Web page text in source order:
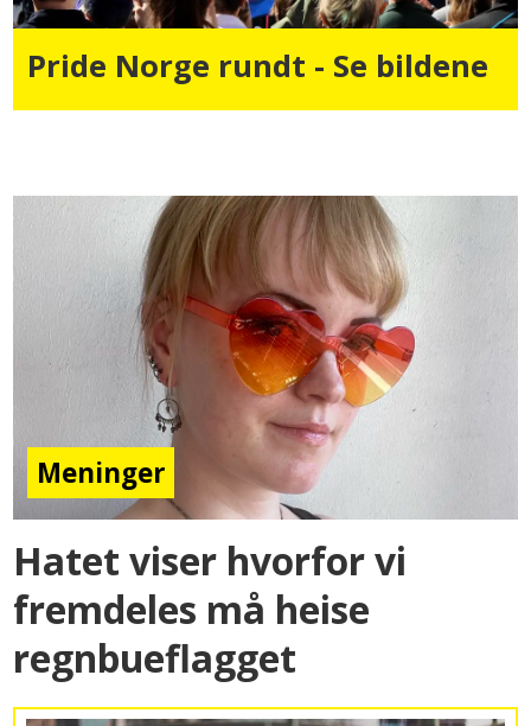
Pride Norge rundt - Se bildene
Meninger
Hatet viser hvorfor vi
fremdeles må heise
regnbueflagget